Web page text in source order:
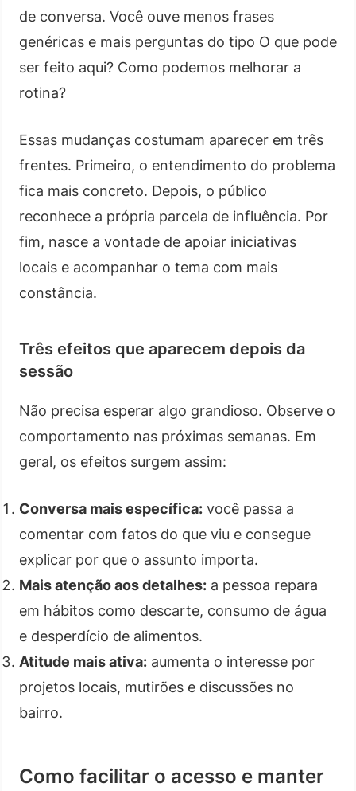
de conversa. Você ouve menos frases
genéricas e mais perguntas do tipo O que pode
ser feito aqui? Como podemos melhorar a
rotina?
Essas mudanças costumam aparecer em três
frentes. Primeiro, o entendimento do problema
fica mais concreto. Depois, o público
reconhece a própria parcela de influência. Por
fim, nasce a vontade de apoiar iniciativas
locais e acompanhar o tema com mais
constância.
Três efeitos que aparecem depois da
sessão
Não precisa esperar algo grandioso. Observe o
comportamento nas próximas semanas. Em
geral, os efeitos surgem assim:
Conversa mais específica: você passa a
comentar com fatos do que viu e consegue
explicar por que o assunto importa.
Mais atenção aos detalhes: a pessoa repara
em hábitos como descarte, consumo de água
e desperdício de alimentos.
Atitude mais ativa: aumenta o interesse por
projetos locais, mutirões e discussões no
bairro.
Como facilitar o acesso e manter